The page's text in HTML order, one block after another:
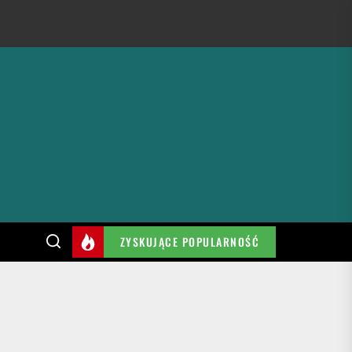
ZYSKUJĄCE POPULARNOŚĆ